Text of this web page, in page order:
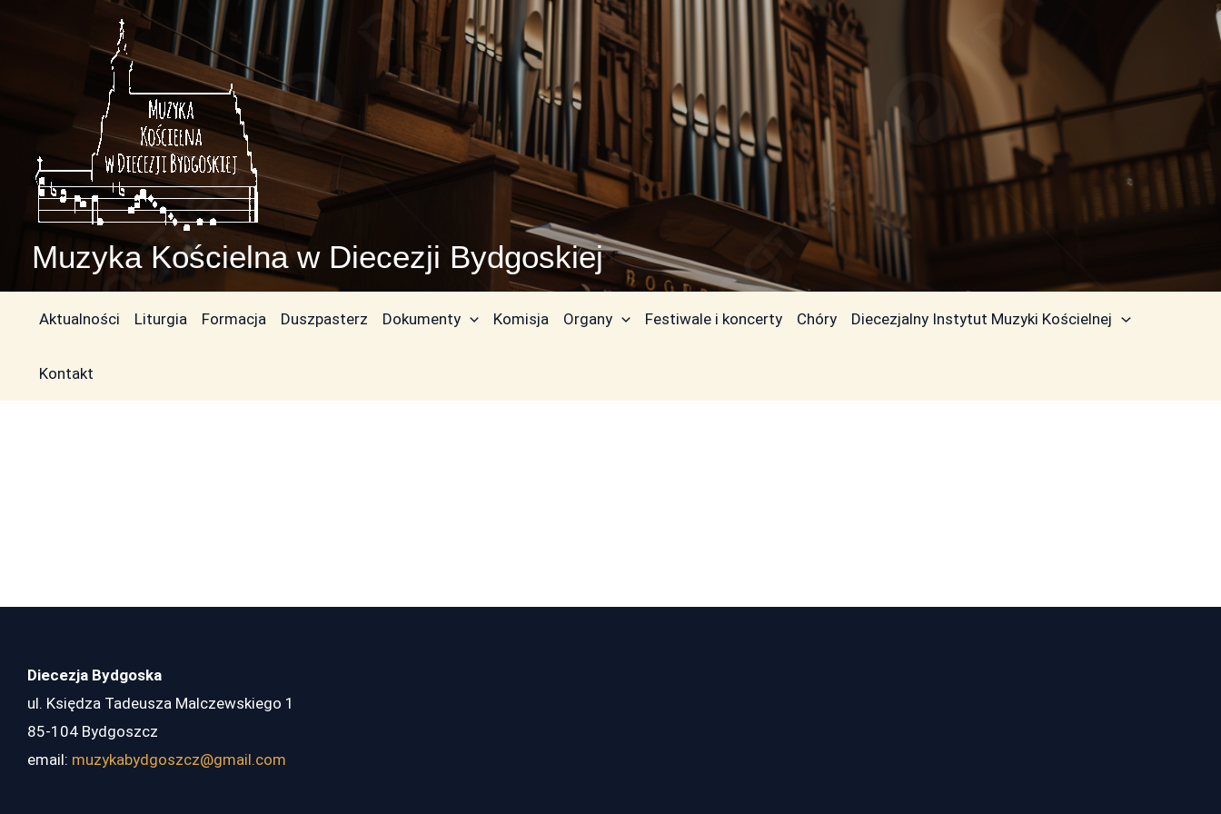
Muzyka Kościelna w Diecezji Bydgoskiej
Aktualności Liturgia Formacja Duszpasterz Dokumenty Komisja Organy Festiwale i koncerty Chóry Diecezjalny Instytut Muzyki Kościelnej
Kontakt
Diecezja Bydgoska
ul. Księdza Tadeusza Malczewskiego 1
85-104 Bydgoszcz
email: muzykabydgoszcz@gmail.com